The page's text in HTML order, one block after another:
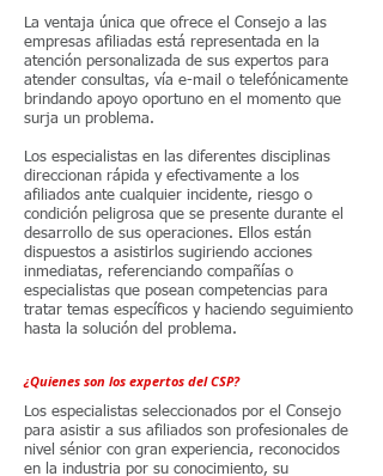
La ventaja única que ofrece el Consejo a las
empresas afiliadas está representada en la
atención personalizada de sus expertos para
atender consultas, vía e-mail o telefónicamente
brindando apoyo oportuno en el momento que
surja un problema.
Los especialistas en las diferentes disciplinas
direccionan rápida y efectivamente a los
afiliados ante cualquier incidente, riesgo o
condición peligrosa que se presente durante el
desarrollo de sus operaciones. Ellos están
dispuestos a asistirlos sugiriendo acciones
inmediatas, referenciando compañías o
especialistas que posean competencias para
tratar temas específicos y haciendo seguimiento
hasta la solución del problema.
¿Quienes son los expertos del CSP?
Los especialistas seleccionados por el Consejo
para asistir a sus afiliados son profesionales de
nivel sénior con gran experiencia, reconocidos
en la industria por su conocimiento, su